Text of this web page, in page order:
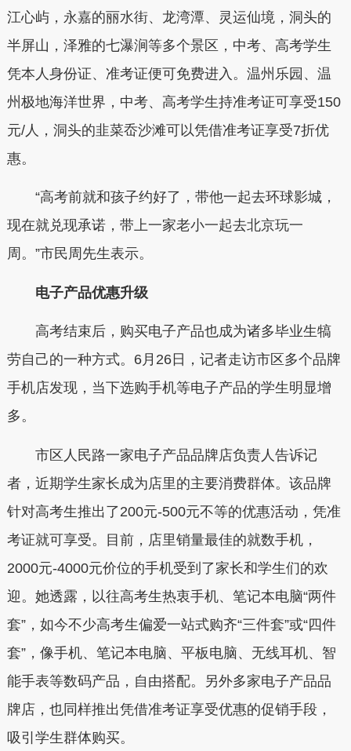
江心屿，永嘉的丽水街、龙湾潭、灵运仙境，洞头的
半屏山，泽雅的七瀑涧等多个景区，中考、高考学生
凭本人身份证、准考证便可免费进入。温州乐园、温
州极地海洋世界，中考、高考学生持准考证可享受150
元/人，洞头的韭菜岙沙滩可以凭借准考证享受7折优
惠。
“高考前就和孩子约好了，带他一起去环球影城，
现在就兑现承诺，带上一家老小一起去北京玩一
周。”市民周先生表示。
电子产品优惠升级
高考结束后，购买电子产品也成为诸多毕业生犒
劳自己的一种方式。6月26日，记者走访市区多个品牌
手机店发现，当下选购手机等电子产品的学生明显增
多。
市区人民路一家电子产品品牌店负责人告诉记
者，近期学生家长成为店里的主要消费群体。该品牌
针对高考生推出了200元-500元不等的优惠活动，凭准
考证就可享受。目前，店里销量最佳的就数手机，
2000元-4000元价位的手机受到了家长和学生们的欢
迎。她透露，以往高考生热衷手机、笔记本电脑“两件
套”，如今不少高考生偏爱一站式购齐“三件套”或“四件
套”，像手机、笔记本电脑、平板电脑、无线耳机、智
能手表等数码产品，自由搭配。另外多家电子产品品
牌店，也同样推出凭借准考证享受优惠的促销手段，
吸引学生群体购买。